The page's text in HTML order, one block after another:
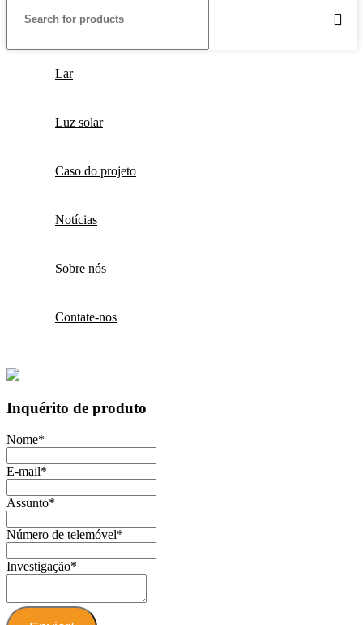
Lar
Luz solar
Caso do projeto
Notícias
Sobre nós
Contate-nos
Inquérito de produto
Nome*
E-mail*
Assunto*
Número de telemóvel*
Investigação*